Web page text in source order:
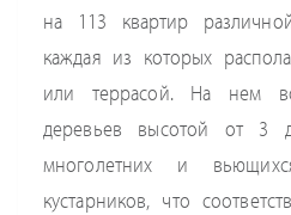
на 113 квартир
каждая из которых
или террасой. На нем
деревьев высотой от
многолетних и
кустарников, что